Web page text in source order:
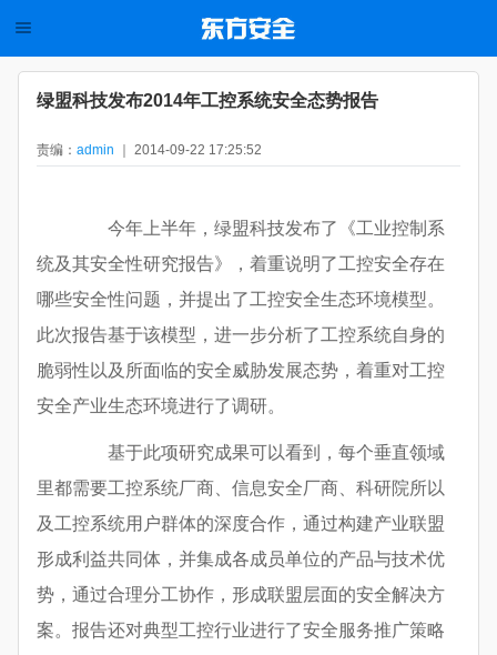
绿盟科技发布2014年工控系统安全态势报告
责编： admin ｜ 2014-09-22 17:25:52
今年上半年，绿盟科技发布了《工业控制系
统及其安全性研究报告》，着重说明了工控安全存在
哪些安全性问题，并提出了工控安全生态环境模型。
此次报告基于该模型，进一步分析了工控系统自身的
脆弱性以及所面临的安全威胁发展态势，着重对工控
安全产业生态环境进行了调研。
基于此项研究成果可以看到，每个垂直领域
里都需要工控系统厂商、信息安全厂商、科研院所以
及工控系统用户群体的深度合作，通过构建产业联盟
形成利益共同体，并集成各成员单位的产品与技术优
势，通过合理分工协作，形成联盟层面的安全解决方
案。报告还对典型工控行业进行了安全服务推广策略